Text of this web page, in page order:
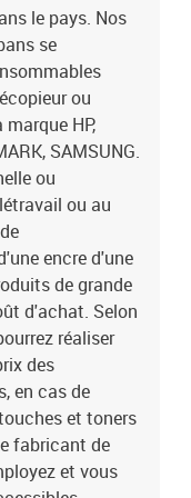
le pays. Nos
se
ou
HP,
SAMSUNG.
ou
ou au
encre d'une
de grande
d'achat. Selon
réaliser
des
en cas de
et toners
fabricant de
et vous